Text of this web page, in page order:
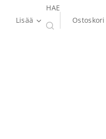
Lisää
HAE
Ostoskori